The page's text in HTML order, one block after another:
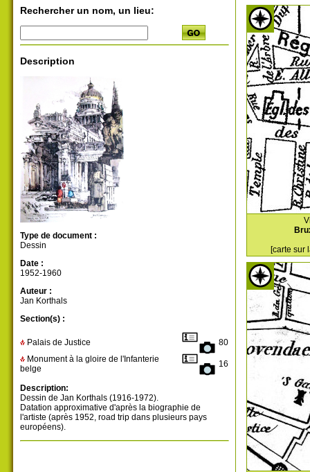
Rechercher un nom, un lieu:
Description
Type de document :
Dessin
Date :
1952-1960
Auteur :
Jan Korthals
Section(s) :
Palais de Justice
80
Monument à la gloire de l'Infanterie
belge
16
Description:
Dessin de Jan Korthals (1916-1972).
Datation approximative d'après la biographie de
l'artiste (après 1952, road trip dans plusieurs pays
européens).
[carte sur